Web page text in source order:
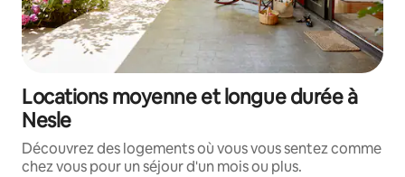
Locations moyenne et longue durée à
Nesle
Découvrez des logements où vous vous sentez comme
chez vous pour un séjour d'un mois ou plus.